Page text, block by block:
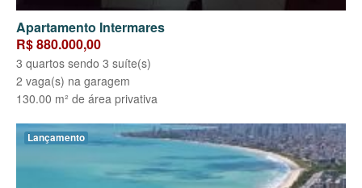
Apartamento Intermares
R$ 880.000,00
3 quartos sendo 3 suíte(s)
2 vaga(s) na garagem
130.00 m² de área privativa
Lançamento